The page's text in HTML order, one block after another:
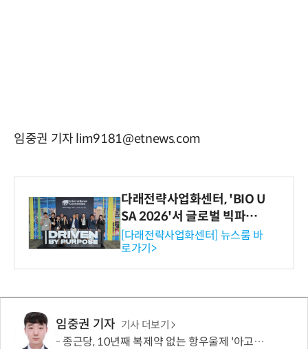
임중권 기자 lim9181@etnews.com
다래전략사업화센터, 'BIO U
SA 2026'서 글로벌 빅파마
와의 비즈니스 미팅 지원…K
-바이오 해외 진출 교두보 확
보
[다래전략사업화센터] 뉴스룸 바
로가기>
임중권 기자 기사 더보기
종근당, 10년째 복제약 없는 항우울제 '아고멜라틴' 개발 추진